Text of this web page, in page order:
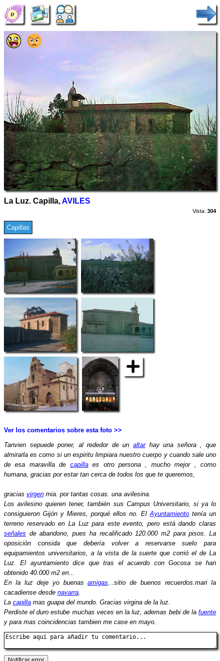
La Luz. Capilla,AVILES
Vista: 304
Capillas
Ver los comentarios sobre esta foto >>
Tanvien sepuede poner, al rededor de unaltarhay una señora , que
almirarla es como si un espiritu limpiara nuestro cuerpo y cuando sale uno
de esa maravilla de capillaes otro persona , mucho mejor , como
humana, gracias por estar tan cerca de todos los que te queremos,
gracias virgen mia. por tantas cosas. una avilesina.
Los avilesino quieren tener, también sus Campus Universitario, si ya lo
consiguieron Gijón y Mieres, porqué ellos no. ElAyuntamiento tenía un
terreno reservado en La Luz para este evento, pero está dando claras
señales de abandono, pues ha recalificado 120.000 m2 para pisos. La
oposición consida que debería volver a reservarse suelo para
equipamientos universitarios, a la vista de la suerte que corrió el de La
Luz. El ayuntamiento dice que tras el acuerdo con Gocosa se han
obtenido 40.000 m2 en...
En la luz deje yo buenasamigas...sitio de buenos recuerdos.mari la
cacadiense desde navarra.
La capilla mas guapa del mundo. Gracias virgina de la luz.
Perdiste el duro estube muchas veces en la luz, ademas bebi de la fuente
y para mas coincidencias tambien me case en mayo.